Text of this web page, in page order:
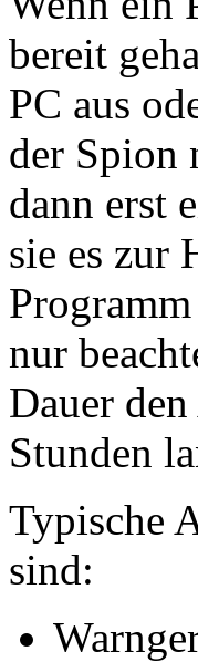
bereit
PC aus
der Spion
dann erst
sie es zur
nur
Dauer
Stunden
Typische
sind: